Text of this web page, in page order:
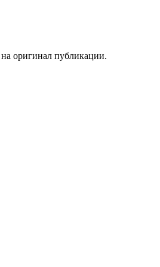
оригинал публикации.